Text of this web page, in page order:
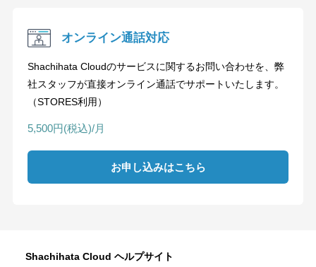
オンライン通話対応
Shachihata Cloudのサービスに関するお問い合わせを、弊
社スタッフが直接オンライン通話でサポートいたします。
（STORES利用）
5,500円(税込)/月
お申し込みはこちら
Shachihata Cloud ヘルプサイト